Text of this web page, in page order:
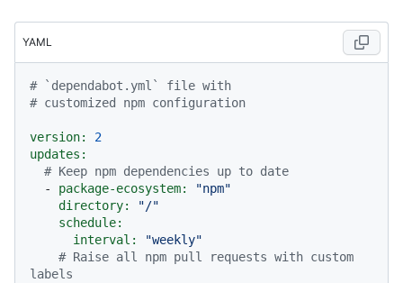
YAML
# `dependabot.yml` file with
# customized npm configuration
version:
2
updates:
# Keep npm dependencies up to date
-
package-ecosystem:
"npm"
directory:
"/"
schedule:
interval:
"weekly"
# Raise all npm pull requests with custom
labels